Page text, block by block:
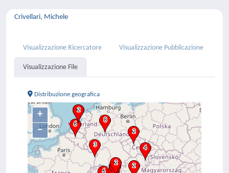
Crivellari, Michele
Visualizzazione Ricercatore Visualizzazione Pubblicazione
Visualizzazione File
Distribuzione geografica
+
–